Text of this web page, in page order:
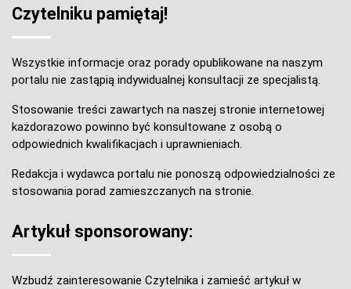
Czytelniku pamiętaj!
Wszystkie informacje oraz porady opublikowane na naszym
portalu nie zastąpią indywidualnej konsultacji ze specjalistą.
Stosowanie treści zawartych na naszej stronie internetowej
każdorazowo powinno być konsultowane z osobą o
odpowiednich kwalifikacjach i uprawnieniach.
Redakcja i wydawca portalu nie ponoszą odpowiedzialności ze
stosowania porad zamieszczanych na stronie.
Artykuł sponsorowany:
Wzbudź zainteresowanie Czytelnika i zamieść artykuł w